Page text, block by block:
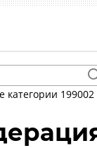
категории 199002